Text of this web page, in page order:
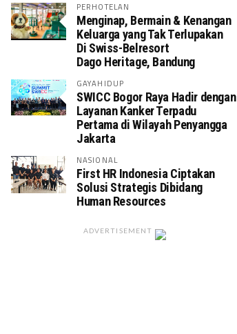
PERHOTELAN
Menginap, Bermain & Kenangan
Keluarga yang Tak Terlupakan
Di Swiss-Belresort
Dago Heritage, Bandung
GAYAHIDUP
SWICC Bogor Raya Hadir dengan
Layanan Kanker Terpadu
Pertama di Wilayah Penyangga
Jakarta
NASIONAL
First HR Indonesia Ciptakan
Solusi Strategis Dibidang
Human Resources
ADVERTISEMENT